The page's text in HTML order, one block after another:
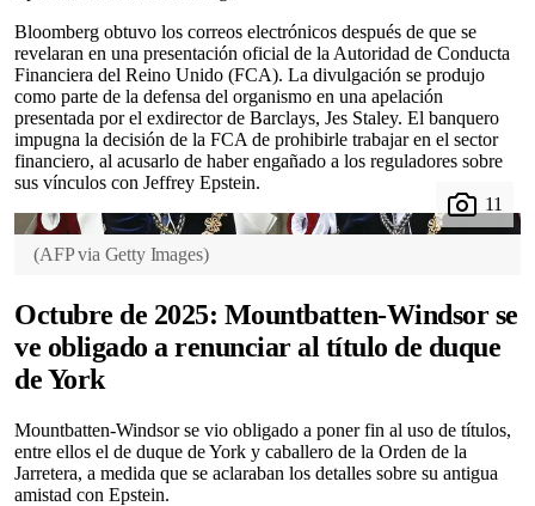
Bloomberg obtuvo los correos electrónicos después de que se
revelaran en una presentación oficial de la Autoridad de Conducta
Financiera del Reino Unido (FCA). La divulgación se produjo
como parte de la defensa del organismo en una apelación
presentada por el exdirector de Barclays, Jes Staley. El banquero
impugna la decisión de la FCA de prohibirle trabajar en el sector
financiero, al acusarlo de haber engañado a los reguladores sobre
sus vínculos con Jeffrey Epstein.
(AFP via Getty Images)
Octubre de 2025: Mountbatten-Windsor se
ve obligado a renunciar al título de duque
de York
Mountbatten-Windsor se vio obligado a poner fin al uso de títulos,
entre ellos el de duque de York y caballero de la Orden de la
Jarretera, a medida que se aclaraban los detalles sobre su antigua
amistad con Epstein.